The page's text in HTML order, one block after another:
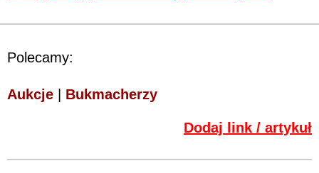
Polecamy:
Aukcje Bukmacherzy
Dodaj link / artykuł